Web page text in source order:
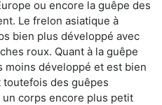
ou encore la guêpe des
Le frelon asiatique à
bien plus développé avec
roux. Quant à la guêpe
moins développé et est bien
des guêpes
corps encore plus petit